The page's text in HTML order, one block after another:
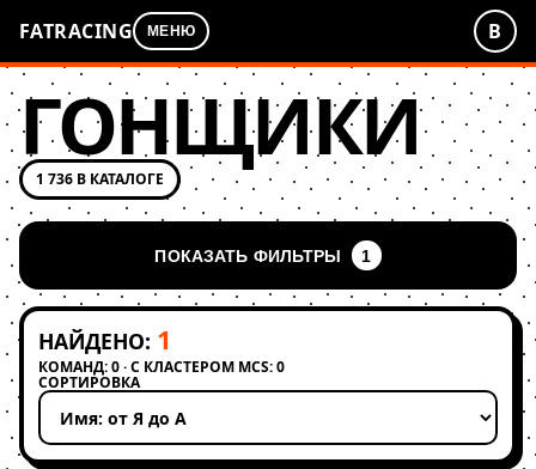
FATRACING МЕНЮ В
ГОНЩИКИ
1 736 В КАТАЛОГЕ
ПОКАЗАТЬ ФИЛЬТРЫ 1
НАЙДЕНО: 1
КОМАНД: 0 · С КЛАСТЕРОМ MCS: 0
СОРТИРОВКА
Применить сортировку